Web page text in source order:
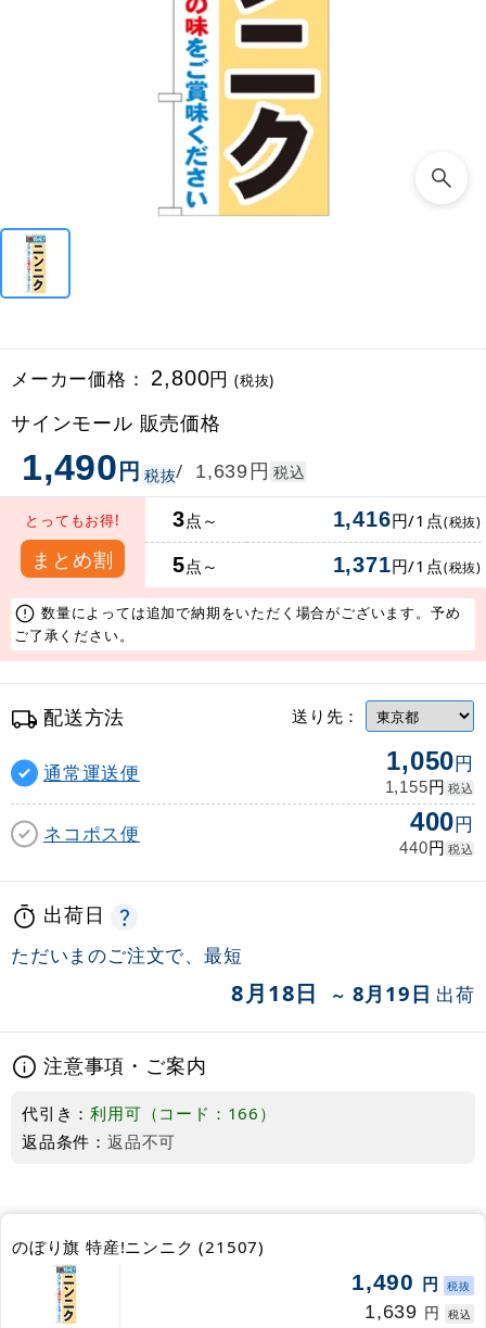
メーカー価格： 2,800円(税抜)
サインモール 販売価格
1,490円 税抜/ 1,639円 税込
とってもお得!
まとめ割
3点～ 1,416円/1点(税抜)
5点～ 1,371円/1点(税抜)
数量によっては追加で納期をいただく場合がございます。予め
ご了承ください。
配送方法 送り先：
通常運送便 1,050円
1,155円 税込
ネコポス便 400円
440円 税込
出荷日
ただいまのご注文で、最短
8月18日 ～ 8月19日 出荷
注意事項・ご案内
代引き：利用可（コード：166）
返品条件： 返品不可
のぼり旗 特産!ニンニク (21507)
1,490 円 税抜
1,639 円 税込